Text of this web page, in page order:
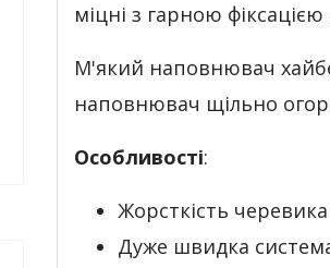
міцні з гарною фіксацією
М'який наповнювач
наповнювач щільно
Особливості:
Жорсткість
Дуже швидка